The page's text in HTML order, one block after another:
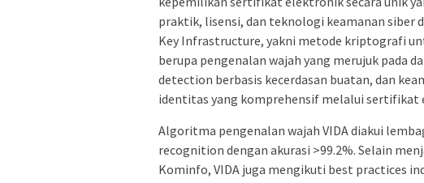
praktik, lisensi, dan teknologi keamanan siber
Key Infrastructure, yakni metode kriptografi
berupa pengenalan wajah yang merujuk pada
detection berbasis kecerdasan buatan, dan
identitas yang komprehensif melalui
Algoritma pengenalan wajah VIDA diakui
recognition dengan akurasi >99.2%. Selain
Kominfo, VIDA juga mengikuti best practices